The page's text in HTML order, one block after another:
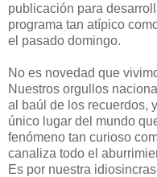
publicación para
programa tan atípico
el pasado domingo.
No es novedad que
Nuestros orgullos
al baúl de los recuerdos,
único lugar del mundo
fenómeno tan curioso
canaliza todo el
Es por nuestra